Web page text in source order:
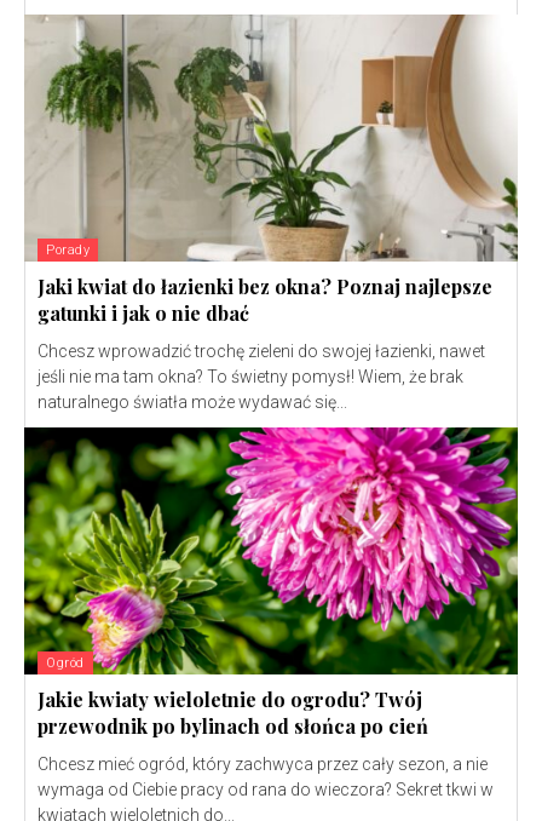
Porady
Jaki kwiat do łazienki bez okna? Poznaj najlepsze
gatunki i jak o nie dbać
Chcesz wprowadzić trochę zieleni do swojej łazienki, nawet
jeśli nie ma tam okna? To świetny pomysł! Wiem, że brak
naturalnego światła może wydawać się...
Ogród
Jakie kwiaty wieloletnie do ogrodu? Twój
przewodnik po bylinach od słońca po cień
Chcesz mieć ogród, który zachwyca przez cały sezon, a nie
wymaga od Ciebie pracy od rana do wieczora? Sekret tkwi w
kwiatach wieloletnich do...